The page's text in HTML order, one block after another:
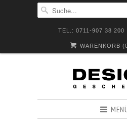
TEL.: 0711-907 38 200
WARENKORB (